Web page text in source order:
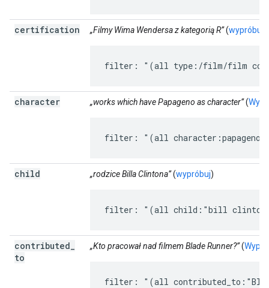
certification „Filmy Wima Wendersa z kategorią R”(wypróbuj
filter: "(all type:/film/film
character „works which have Papageno as character”(
filter: "(all
child „rodzice Billa Clintona”(wypróbuj)
filter: "(all child:"bill
contributed
to
„Kto pracował nad filmem Blade Runner?”(
filter: "(all